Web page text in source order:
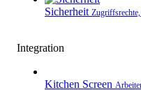
Sicherheit
Integration
Kitchen Screen